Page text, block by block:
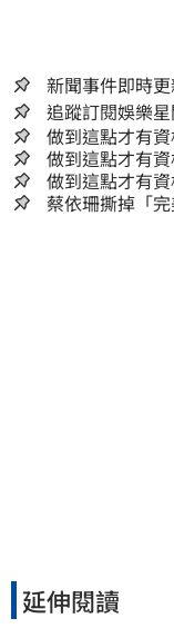
新聞事件即時
追蹤訂閱娛樂
做到這點才有
做到這點才有
做到這點才有
蔡依珊撕掉「
延伸閱讀